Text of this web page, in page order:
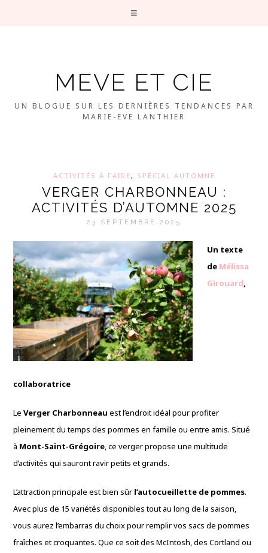
MEVE ET CIE
UN BLOGUE SUR LES DERNIÈRES TENDANCES PAR
MARIE-EVE LANTHIER
ACTIVITÉS À FAIRE, SPÉCIAL AUTOMNE
VERGER CHARBONNEAU :
ACTIVITÉS D’AUTOMNE 2025
23 SEPTEMBRE 2025
Un texte
de Mélissa
Girouard,
collaboratrice
LeVerger Charbonneau est l’endroit idéal pour profiter
pleinement du temps des pommes en famille ou entre amis. Situé
à Mont-Saint-Grégoire, ce verger propose une multitude
d’activités qui sauront ravir petits et grands.
L’attraction principale est bien sûr l’autocueillette de pommes.
Avec plus de 15 variétés disponibles tout au long de la saison,
vous aurez l’embarras du choix pour remplir vos sacs de pommes
fraîches et croquantes. Que ce soit des McIntosh, des Cortland ou